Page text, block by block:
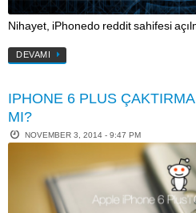
Nihayet, iPhonedo reddit sahifesi
DEVAMI
IPHONE 6 PLUS
MI?
NOVEMBER 3, 2014 - 9:47 PM